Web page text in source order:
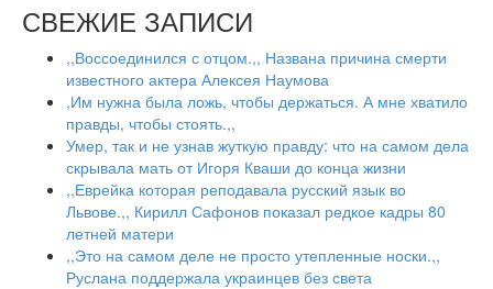
СВЕЖИЕ ЗАПИСИ
,,Воссоединился с отцом.,, Названа причина смерти
известного актера Алексея Наумова
,Им нужна была ложь, чтобы держаться. А мне хватило
правды, чтобы стоять.,,
Умер, так и не узнав жуткую правду: что на самом дела
скрывала мать от Игоря Кваши до конца жизни
,,Еврейка которая реподавала русский язык во
Львове.,, Кирилл Сафонов показал редкое кадры 80
летней матери
,,Это на самом деле не просто утепленные носки.,,
Руслана поддержала украинцев без света